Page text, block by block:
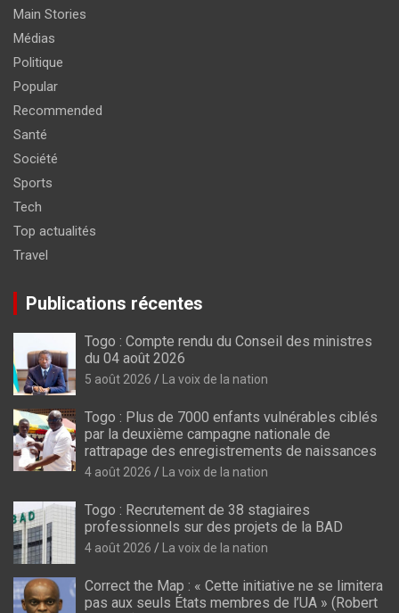
Main Stories
Médias
Politique
Popular
Recommended
Santé
Société
Sports
Tech
Top actualités
Travel
Publications récentes
Togo : Compte rendu du Conseil des ministres
du 04 août 2026
5 août 2026 La voix de la nation
Togo : Plus de 7000 enfants vulnérables ciblés
par la deuxième campagne nationale de
rattrapage des enregistrements de naissances
4 août 2026 La voix de la nation
Togo : Recrutement de 38 stagiaires
professionnels sur des projets de la BAD
4 août 2026 La voix de la nation
Correct the Map : « Cette initiative ne se limitera
pas aux seuls États membres de l’UA » (Robert